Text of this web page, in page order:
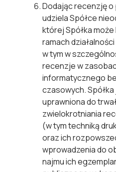
Dodając recenzję
udziela Spółce
której Spółka
ramach
w tym w
recenzje w
informatycznego
czasowych.
uprawniona do
zwielokrotniania
(w tym techniką
oraz ich
wprowadzenia do
najmu ich